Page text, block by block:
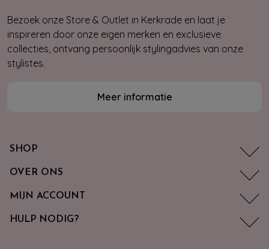
Bezoek onze Store & Outlet in Kerkrade en laat je
inspireren door onze eigen merken en exclusieve
collecties, ontvang persoonlijk stylingadvies van onze
stylistes.
Meer informatie
SHOP
OVER ONS
MIJN ACCOUNT
HULP NODIG?